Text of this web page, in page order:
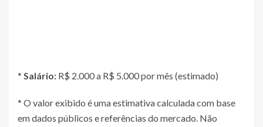
* Salário: R$ 2.000 a R$ 5.000 por mês (estimado)
* O valor exibido é uma estimativa calculada com base
em dados públicos e referências do mercado. Não